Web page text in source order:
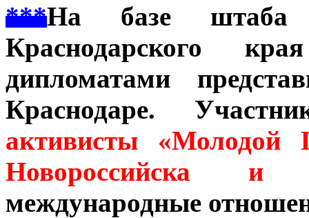
***На базе штаба
Краснодарского
дипломатами
Краснодаре.
активисты «Молодой
Новороссийска и
международные